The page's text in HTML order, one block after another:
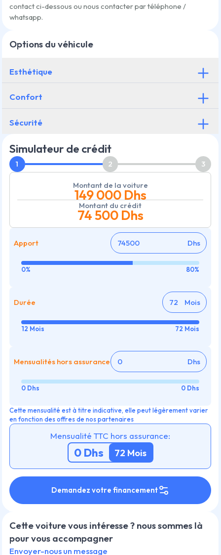
contact ci-dessous ou nous contacter par téléphone /
whatsapp.
Options du véhicule
Esthétique
Confort
Sécurité
Simulateur de crédit
1 2 3
Montant de la voiture
149 000Dhs
Montant du crédit
74 500Dhs
Apport Dhs
0% 80%
Durée Mois
12 Mois 72 Mois
Mensualités hors assurance Dhs
0 Dhs 0 Dhs
Cette mensualité est à titre indicative, elle peut légèrement varier
en fonction des offres de nos partenaires
Mensualité TTC hors assurance:
0Dhs 72 Mois
Demandez votre financement
Cette voiture vous intéresse ? nous sommes là
pour vous accompagner
Envoyer-nous un message